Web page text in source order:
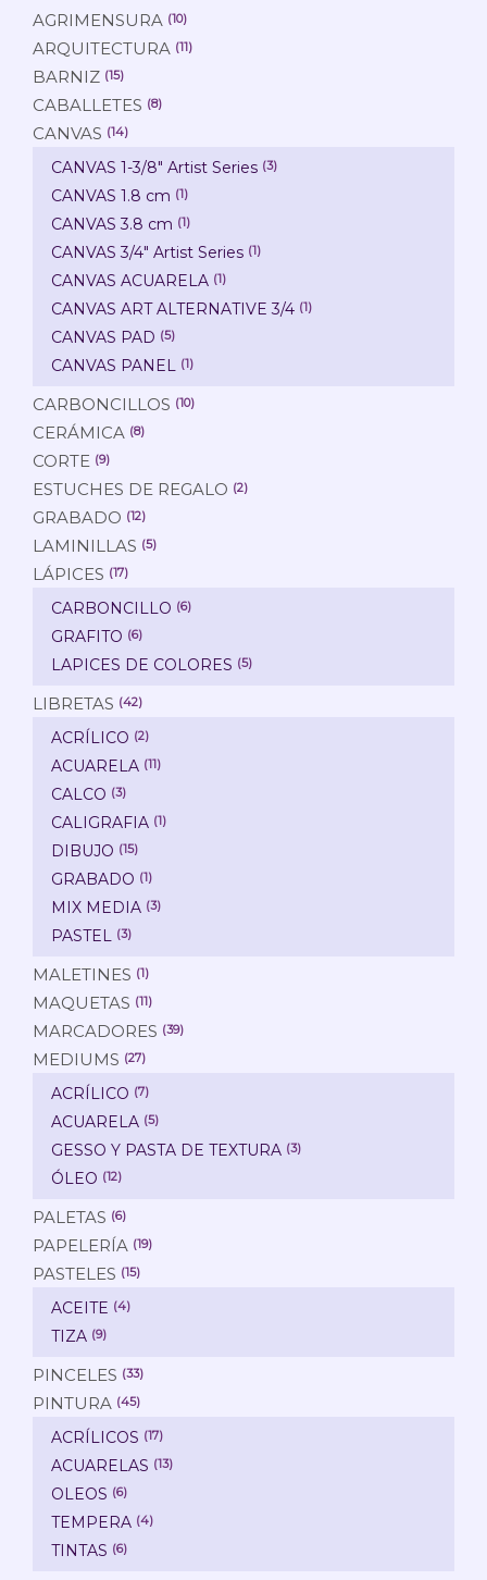
AGRIMENSURA (10)
ARQUITECTURA (11)
BARNIZ (15)
CABALLETES (8)
CANVAS (14)
CANVAS 1-3/8" Artist Series (3)
CANVAS 1.8 cm (1)
CANVAS 3.8 cm (1)
CANVAS 3/4" Artist Series (1)
CANVAS ACUARELA (1)
CANVAS ART ALTERNATIVE 3/4 (1)
CANVAS PAD (5)
CANVAS PANEL (1)
CARBONCILLOS (10)
CERÁMICA (8)
CORTE (9)
ESTUCHES DE REGALO (2)
GRABADO (12)
LAMINILLAS (5)
LÁPICES (17)
CARBONCILLO (6)
GRAFITO (6)
LAPICES DE COLORES (5)
LIBRETAS (42)
ACRÍLICO (2)
ACUARELA (11)
CALCO (3)
CALIGRAFIA (1)
DIBUJO (15)
GRABADO (1)
MIX MEDIA (3)
PASTEL (3)
MALETINES (1)
MAQUETAS (11)
MARCADORES (39)
MEDIUMS (27)
ACRÍLICO (7)
ACUARELA (5)
GESSO Y PASTA DE TEXTURA (3)
ÓLEO (12)
PALETAS (6)
PAPELERÍA (19)
PASTELES (15)
ACEITE (4)
TIZA (9)
PINCELES (33)
PINTURA (45)
ACRÍLICOS (17)
ACUARELAS (13)
OLEOS (6)
TEMPERA (4)
TINTAS (6)